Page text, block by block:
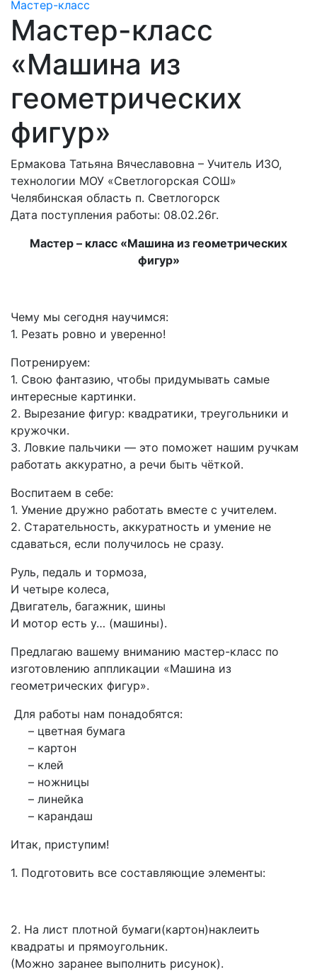
Мастер-класс
Мастер-класс
«Машина из
геометрических
фигур»
Ермакова Татьяна Вячеславовна – Учитель ИЗО,
технологии МОУ «Светлогорская СОШ»
Челябинская область п. Светлогорск
Дата поступления работы: 08.02.26г.
Мастер – класс «Машина из геометрических
фигур»
Чему мы сегодня научимся:
1. Резать ровно и уверенно!
Потренируем:
1. Свою фантазию, чтобы придумывать самые
интересные картинки.
2. Вырезание фигур: квадратики, треугольники и
кружочки.
3. Ловкие пальчики — это поможет нашим ручкам
работать аккуратно, а речи быть чёткой.
Воспитаем в себе:
1. Умение дружно работать вместе с учителем.
2. Старательность, аккуратность и умение не
сдаваться, если получилось не сразу.
Руль, педаль и тормоза,
И четыре колеса,
Двигатель, багажник, шины
И мотор есть у… (машины).
Предлагаю вашему вниманию мастер-класс по
изготовлению аппликации «Машина из
геометрических фигур».
Для работы нам понадобятся:
– цветная бумага
– картон
– клей
– ножницы
– линейка
– карандаш
Итак, приступим!
1. Подготовить все составляющие элементы:
2. На лист плотной бумаги(картон)наклеить
квадраты и прямоугольник.
(Можно заранее выполнить рисунок).